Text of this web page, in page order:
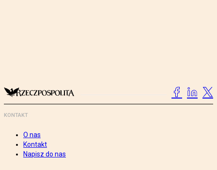
KONTAKT
O nas
Kontakt
Napisz do nas